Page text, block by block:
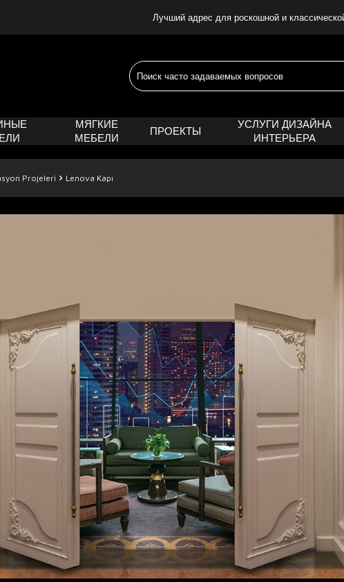
Лучший адрес для роскошной и
МЯГКИЕ
МЕБЕЛИ
ПРОЕКТЫ
УСЛУГИ ДИЗАЙНА
ИНТЕРЬЕРА
Projeleri Lenova Kapı